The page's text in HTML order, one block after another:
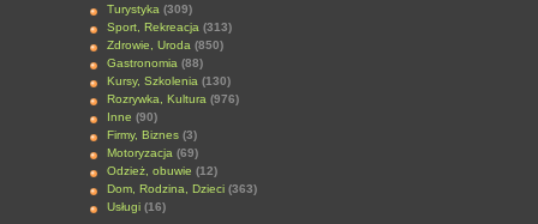
Turystyka (309)
Sport, Rekreacja (313)
Zdrowie, Uroda (850)
Gastronomia (88)
Kursy, Szkolenia (130)
Rozrywka, Kultura (976)
Inne (90)
Firmy, Biznes (3)
Motoryzacja (69)
Odzież, obuwie (12)
Dom, Rodzina, Dzieci (363)
Usługi (16)